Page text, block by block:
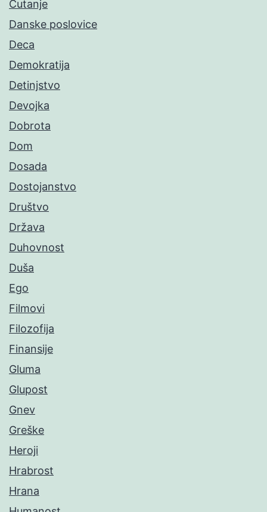
Ćutanje
Danske poslovice
Deca
Demokratija
Detinjstvo
Devojka
Dobrota
Dom
Dosada
Dostojanstvo
Društvo
Država
Duhovnost
Duša
Ego
Filmovi
Filozofija
Finansije
Gluma
Glupost
Gnev
Greške
Heroji
Hrabrost
Hrana